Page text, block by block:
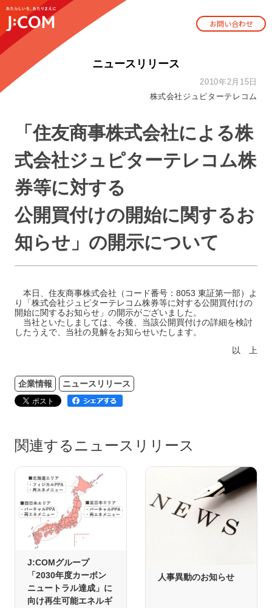
お問い合わせ
ニュースリリース
2010年2月15日
株式会社ジュピターテレコム
「住友商事株式会社による株
式会社ジュピターテレコム株
券等に対する
公開買付けの開始に関するお
知らせ」の開示について
本日、住友商事株式会社（コード番号：8053 東証第一部）よ
り「株式会社ジュピターテレコム株券等に対する公開買付けの
開始に関するお知らせ」の開示がございました。
当社といたしましては、今後、当該公開買付けの詳細を検討
したうえで、当社の見解をお知らせいたします。
以 上
企業情報 ニュースリリース
関連するニュースリリース
J:COMグループ
「2030年度カーボン
ニュートラル達成」に
向け再生可能エネルギ
人事異動のお知らせ